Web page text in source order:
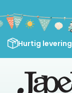
til
indhold
Hurtig levering